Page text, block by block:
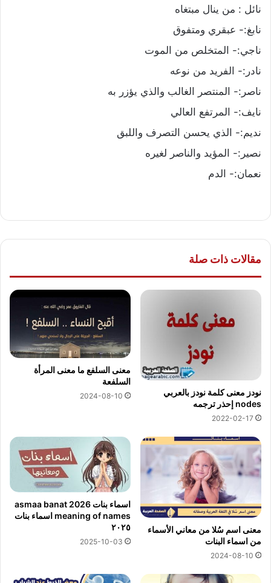
نائل : من ينال مبتغاه
نابغ:- عبقري ومتفوق
ناجي:- المتخلص من الموت
نادر:- الفريد من نوعه
ناصر:- المنتصر الغالب والذي يؤزر به
نايف:- المرتفع العالي
نديم:- الذي يحسن التصرف واللبق
نصير:- المؤيد والناصر لغيره
نعمان:- الدم
مقالات ذات صلة
نودز معنى كلمة نودز بالعربي
nodes إحذر ترجمه
2022-02-17
معنى السلفع ما معنى المرأة
السلفعة
2024-08-10
معنى اسم سُلا من معاني الأسماء
من اسماء البنات
2024-08-10
اسماء بنات 2026 asmaa banat
meaning of names اسماء بنات
٢٠٢٥
2025-10-03